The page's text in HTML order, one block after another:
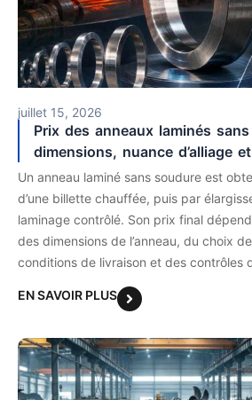
juillet 15, 2026
Prix ​​des anneaux laminés
dimensions, nuance d’alliage
d’inspection
Un anneau laminé sans soudure est
d’une billette chauffée, puis par
laminage contrôlé. Son prix final
des dimensions de l’anneau, du choix
conditions de livraison et des contrôles
EN SAVOIR PLUS